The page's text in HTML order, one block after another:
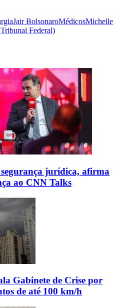
Jair BolsonaroMédicosMichelle
Federal)
jurídica, afirma
ao CNN Talks
Gabinete de Crise por
de até 100 km/h